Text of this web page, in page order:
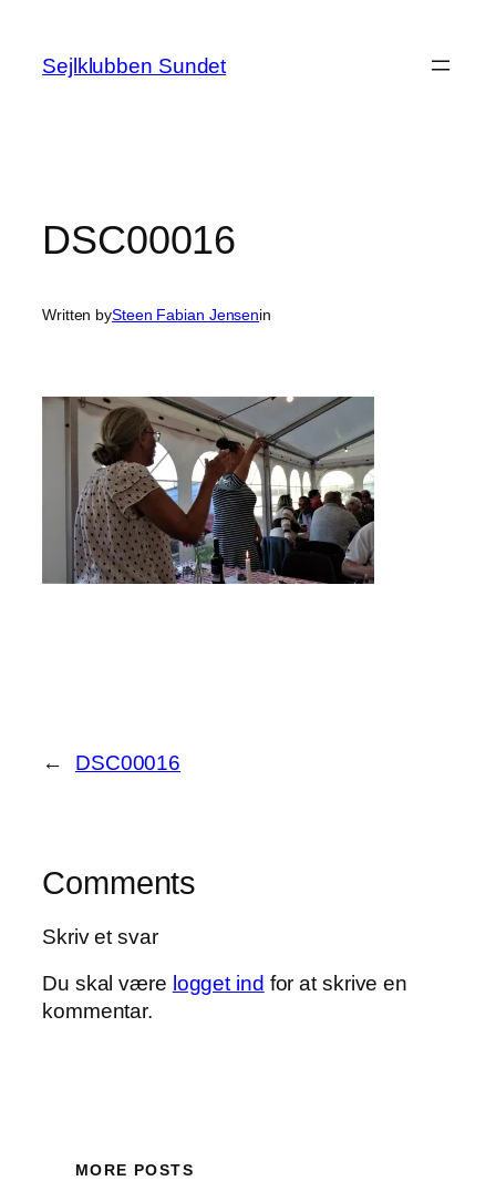
indhold
Sejlklubben Sundet
DSC00016
Written bySteen Fabian Jensenin
← DSC00016
Comments
Skriv et svar
Du skal være logget ind for at skrive en
kommentar.
MORE POSTS